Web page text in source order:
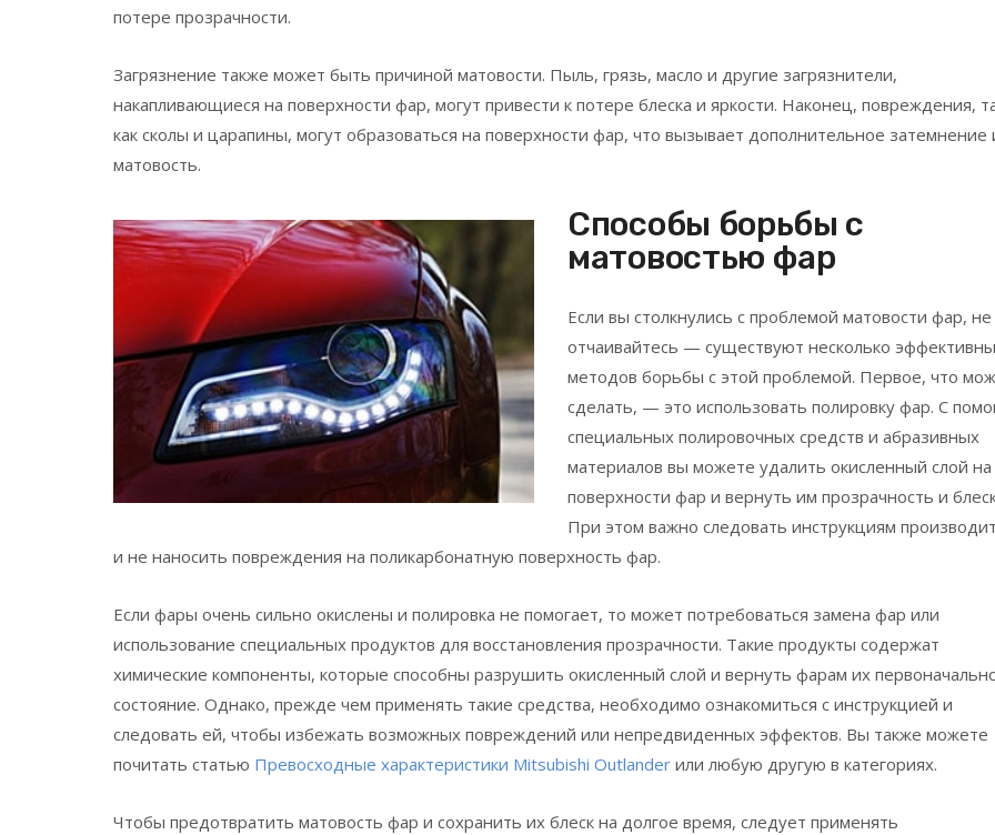
потере прозрачности.
Загрязнение также может быть причиной матовости. Пыль, грязь, масло и другие загрязнители,
накапливающиеся на поверхности фар, могут привести к потере блеска и яркости. Наконец, повреждения,
как сколы и царапины, могут образоваться на поверхности фар, что вызывает дополнительное затемнение
матовость.
Способы борьбы с
матовостью фар
Если вы столкнулись с проблемой матовости фар, не
отчаивайтесь — существуют несколько
методов борьбы с этой проблемой. Первое, что
сделать, — это использовать полировку фар. С
специальных полировочных средств и абразивных
материалов вы можете удалить окисленный слой на
поверхности фар и вернуть им прозрачность и
При этом важно следовать инструкциям
и не наносить повреждения на поликарбонатную поверхность фар.
Если фары очень сильно окислены и полировка не помогает, то может потребоваться замена фар или
использование специальных продуктов для восстановления прозрачности. Такие продукты содержат
химические компоненты, которые способны разрушить окисленный слой и вернуть фарам их
состояние. Однако, прежде чем применять такие средства, необходимо ознакомиться с инструкцией и
следовать ей, чтобы избежать возможных повреждений или непредвиденных эффектов. Вы также можете
почитать статью Превосходные характеристики Mitsubishi Outlander или любую другую в категориях.
Чтобы предотвратить матовость фар и сохранить их блеск на долгое время, следует применять